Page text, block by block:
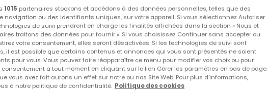
10,54 ares 16
EXCLUSIVITÉ ATHOME
1015 partenaires stockons et accédons à des données personnelles, telles que des
navigation ou des identifiants uniques, sur votre appareil. Si vous sélectionnez Autoriser
de suivi prendront en charge les finalités affichées dans la section « Nous et
traitons des données pour fournir ». Si vous choisissez Continuer sans accepter ou
votre consentement, elles seront désactivées. Si les technologies de suivi sont
il est possible que certains contenus et annonces qui vous sont présentés ne soient
pour vous. Vous pouvez faire réapparaître ce menu pour modifier vos choix ou pour
consentement à tout moment en cliquant sur le lien Gérer les paramètres en bas de page.
vous avez fait aurons un effet sur notre ou nos Site Web. Pour plus d’informations,
à notre politique de confidentialité. Politique des cookies